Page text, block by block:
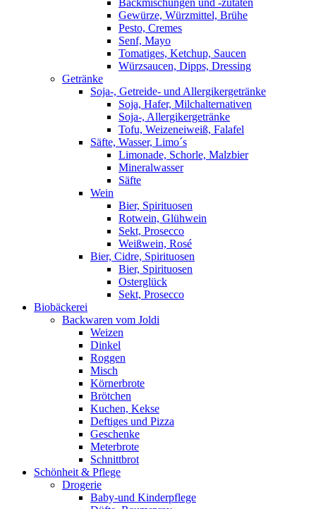
Backmischungen und -zutaten
Gewürze, Würzmittel, Brühe
Pesto, Cremes
Senf, Mayo
Tomatiges, Ketchup, Saucen
Würzsaucen, Dipps, Dressing
Getränke
Soja-, Getreide- und Allergikergetränke
Soja, Hafer, Milchalternativen
Soja-, Allergikergetränke
Tofu, Weizeneiweiß, Falafel
Säfte, Wasser, Limo´s
Limonade, Schorle, Malzbier
Mineralwasser
Säfte
Wein
Bier, Spirituosen
Rotwein, Glühwein
Sekt, Prosecco
Weißwein, Rosé
Bier, Cidre, Spirituosen
Bier, Spirituosen
Osterglück
Sekt, Prosecco
Biobäckerei
Backwaren vom Joldi
Weizen
Dinkel
Roggen
Misch
Körnerbrote
Brötchen
Kuchen, Kekse
Deftiges und Pizza
Geschenke
Meterbrote
Schnittbrot
Schönheit & Pflege
Drogerie
Baby-und Kinderpflege